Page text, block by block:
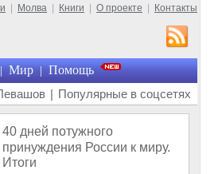
Молва Книги О проекте Контакты
| Мир | Помощь
| Популярные в соцсетях
40 дней потужного
принуждения России к миру.
Итоги